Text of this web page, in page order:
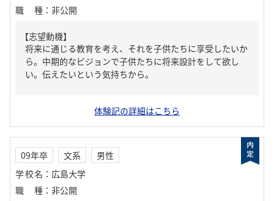
職種 ： 非公開
【志望動機】
将来に通じる教育を考え、それを子供たちに享受したいか
ら。中期的なビジョンで子供たちに将来設計をして欲し
い。伝えたいという気持ちから。
体験記の詳細はこちら
09年卒 文系
男性
学校名 ： 広島大学
職種 ： 非公開